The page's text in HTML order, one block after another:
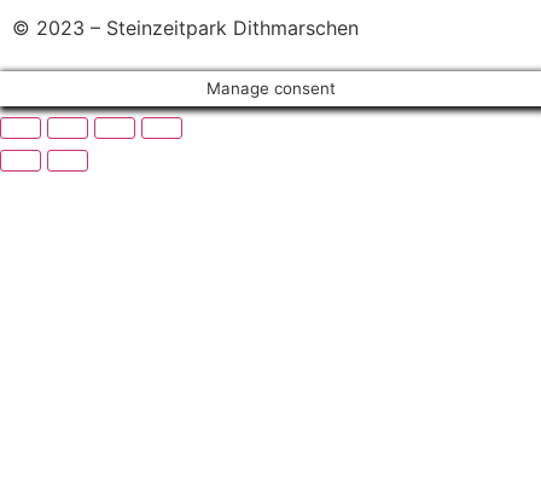
© 2023 – Steinzeitpark Dithmarschen
Manage consent